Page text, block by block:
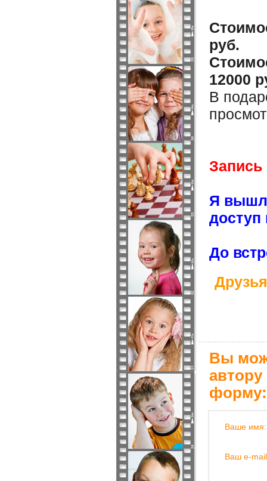
руб.
12000
В
Я
доступ
До
Вы
форму:
Ваше имя:
Ваш e-